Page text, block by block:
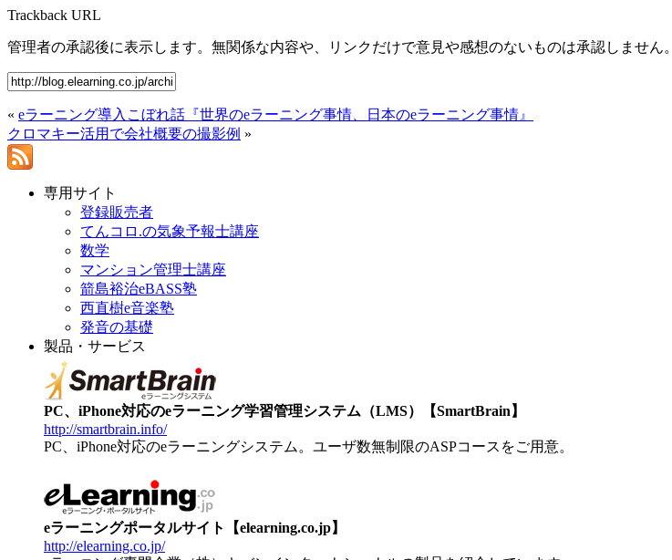
Trackback URL
管理者の承認後に表示します。無関係な内容や、リンクだけで意見や感想のないものは承認しません。
« eラーニング導入こぼれ話『世界のeラーニング事情、日本のeラーニング事情』
クロマキー活用で会社概要の撮影例 »
専用サイト
登録販売者
てんコロ.の気象予報士講座
数学
マンション管理士講座
箭島裕治eBASS塾
西直樹e音楽塾
発音の基礎
製品・サービス
PC、iPhone対応のeラーニング学習管理システム（LMS）【SmartBrain】
http://smartbrain.info/
PC、iPhone対応のeラーニングシステム。ユーザ数無制限のASPコースをご用意。
eラーニングポータルサイト【elearning.co.jp】
http://elearning.co.jp/